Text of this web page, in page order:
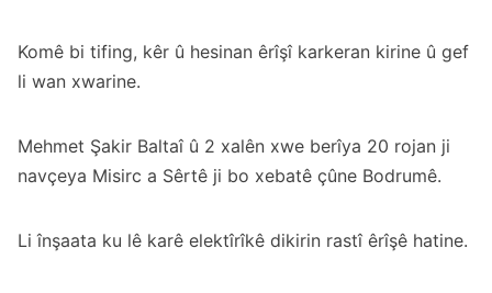
Komê bi tifing, kêr û hesinan êrîşî karkeran kirine û gef
li wan xwarine.
Mehmet Şakir Baltaî û 2 xalên xwe berîya 20 rojan ji
navçeya Misirc a Sêrtê ji bo xebatê çûne Bodrumê.
Li înşaata ku lê karê elektîrîkê dikirin rastî êrîşê hatine.